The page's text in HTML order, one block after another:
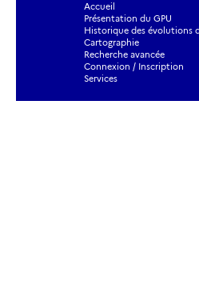
Accueil
Présentation du GPU
Historique des évolutions
Cartographie
Recherche avancée
Connexion / Inscription
Services